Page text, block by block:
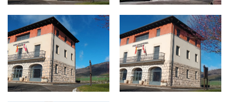
UDALA I.jpeg UDALA II.jpeg